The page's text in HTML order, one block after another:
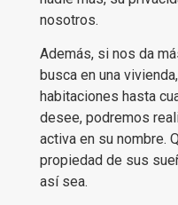
nosotros.
Además, si nos da
busca en una
habitaciones hasta
desee, podremos
activa en su nombre.
propiedad de sus
así sea.